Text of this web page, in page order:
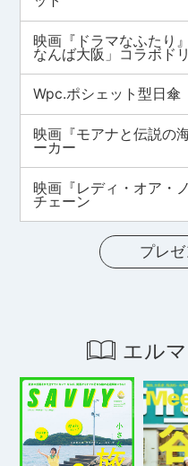
映画『ドラマなふたり
なんば大阪」コラボド
Wpc.ポシェット型日傘
映画『モアナと伝説の
ーカー
映画『レディ・オア・
チェーン
プレ
エル